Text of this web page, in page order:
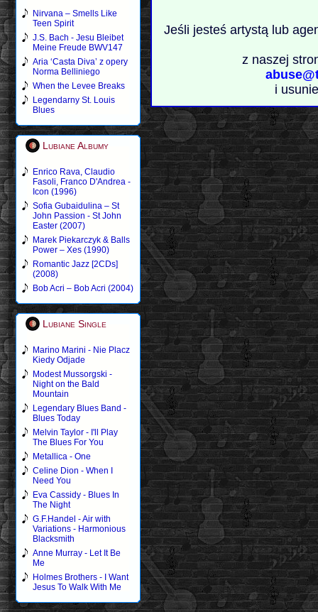
Nirvana – Smells Like
Teen Spirit
J.S. Bach - Jesu Bleibet
Meine Freude BWV147
Aria ‘Casta Diva’ z opery
Norma Belliniego
When the Levee Breaks
Legendarny St. Louis
Blues
Lubiane Albumy
Enrico Rava, Claudio
Fasoli, Franco D'Andrea -
Icon (1996)
Sofia Gubaidulina – St
John Passion - St John
Easter (2007)
Marek Piekarczyk & Balls
Power – Xes (1990)
Romantic Jazz [2CDs]
(2008)
Bob Acri – Bob Acri (2004)
Lubiane Single
Marino Marini - Nie Placz
Kiedy Odjade
Modest Mussorgski -
Night on the Bald
Mountain
Legendary Blues Band -
Blues Today
Melvin Taylor - I'll Play
The Blues For You
Metallica - One
Celine Dion - When I
Need You
Eva Cassidy - Blues In
The Night
G.F.Handel - Air with
Variations - Harmonious
Blacksmith
Anne Murray - Let It Be
Me
Holmes Brothers - I Want
Jesus To Walk With Me
Jeśli jesteś artystą lub
z naszej
i